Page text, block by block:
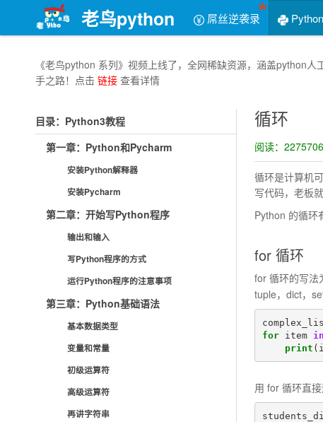
老鸟python 屌丝逆袭录
《老鸟python 系列》视频上线了，全网稀缺资源，涵盖python
手之路！点击 链接 查看详情
目录：Python3教程
第一章：Python和Pycharm
安装Python解释器
安装Pycharm
第二章：开始写Python程序
输出和输入
写Python程序的方式
运行Python程序的注意事项
第三章：Python基础语法
基本数据类型
变量和常量
初级运算符
高级运算符
再讲字符串
循环
阅读：
循环是计算机
写代码，老板
Python 的循环
for 循环
for 循环的写法
tuple，dict，
for
item in
print (
用 for 循环直